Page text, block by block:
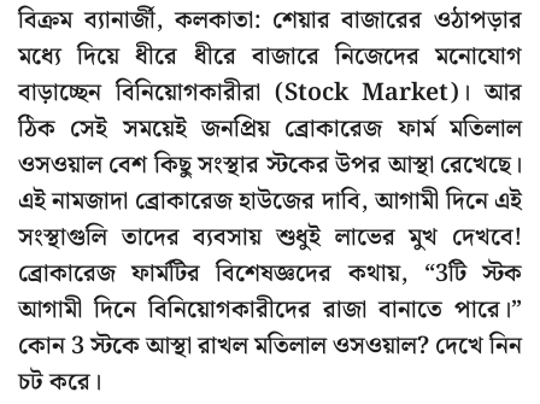
বিক্রম ব্যানার্জী, কলকাতা: শেয়ার বাজারের ওঠাপড়ার
মধ্যে দিয়ে ধীরে ধীরে বাজারে নিজেদের মনোযোগ
বাড়াচ্ছেন বিনিয়োগকারীরা (Stock Market)। আর
ঠিক সেই সময়েই জনপ্রিয় ব্রোকারেজ ফার্ম মতিলাল
ওসওয়াল বেশ কিছু সংস্থার স্টকের উপর আস্থা রেখেছে।
এই নামজাদা ব্রোকারেজ হাউজের দাবি, আগামী দিনে এই
সংস্থাগুলি তাদের ব্যবসায় শুধুই লাভের মুখ দেখবে!
ব্রোকারেজ ফার্মটির বিশেষজ্ঞদের কথায়, “3টি স্টক
আগামী দিনে বিনিয়োগকারীদের রাজা বানাতে পারে।”
কোন 3 স্টকে আস্থা রাখল মতিলাল ওসওয়াল? দেখে নিন
চট করে।